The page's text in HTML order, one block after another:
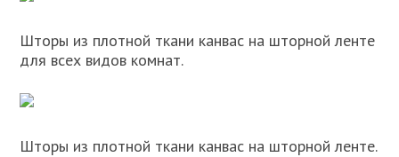
Шторы из плотной ткани канвас на шторной ленте
для всех видов комнат.
Шторы из плотной ткани канвас на шторной ленте.